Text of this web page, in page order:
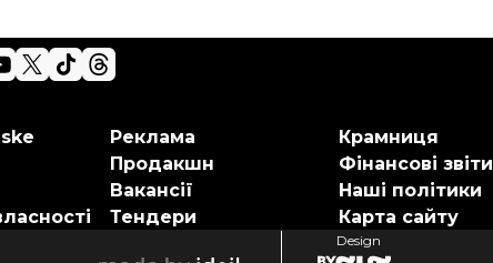
Реклама
Продакшн
Вакансії
Тендери
Крамниця
Фінансові звіти
Наші політики
Карта сайту
Design